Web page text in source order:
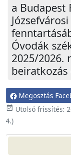
a Budapest
Óvodák
2025/2026.
Megosztás
event_available Utolsó frissítés:
4.)